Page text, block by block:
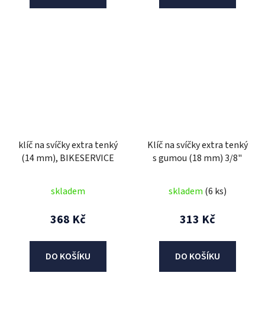
klíč na svíčky extra tenký
(14 mm), BIKESERVICE
skladem
368 Kč
DO KOŠÍKU
Klíč na svíčky extra tenký
s gumou (18 mm) 3/8"
skladem (6 ks)
313 Kč
DO KOŠÍKU